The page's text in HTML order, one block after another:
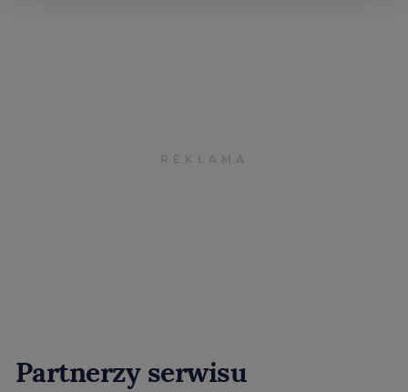
Partnerzy serwisu